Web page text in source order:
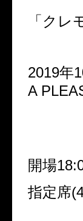
「クレ
2019年
A
開場
指定席